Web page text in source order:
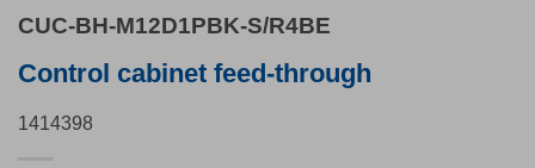
CUC-BH-M12D1PBK-S/R4BE
Control cabinet feed-through
1414398